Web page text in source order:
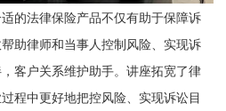
法律保险产品不仅有助于保障诉
助律师和当事人控制风险、实现诉
客户关系维护助手。讲座拓宽了律
程中更好地把控风险、实现诉讼目